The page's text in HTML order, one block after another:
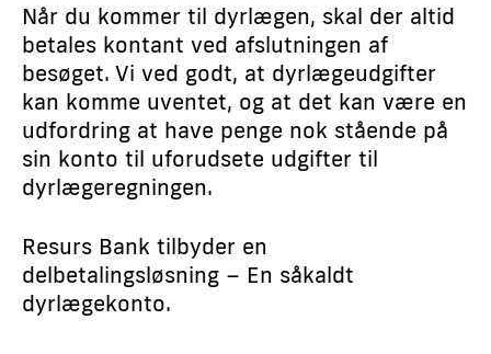
Når du kommer til dyrlægen, skal der altid
betales kontant ved afslutningen af
besøget. Vi ved godt, at dyrlægeudgifter
kan komme uventet, og at det kan være en
udfordring at have penge nok stående på
sin konto til uforudsete udgifter til
dyrlægeregningen.
Resurs Bank tilbyder en
delbetalingsløsning – En såkaldt
dyrlægekonto.